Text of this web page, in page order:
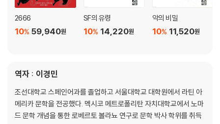
2666
59,940원
10%
SF의 유령
14,220원
10%
악의 비밀
11,520원
10%
역자 : 이경민
조선대학교 스페인어과를 졸업하고 서울대학교 대학원에서 라틴 아
메리카 문학을 전공했다. 멕시코 메트로폴리탄 자치대학교에서 노마
드 문학 개념을 통한 로베르토 볼라뇨 연구로 문학 박사 학위를 취득